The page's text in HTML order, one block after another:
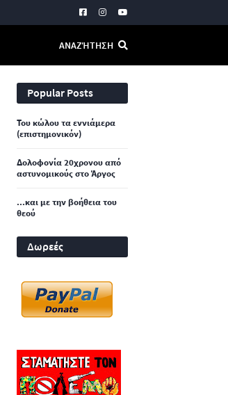
ΑΝΑΖΉΤΗΣΗ
Popular Posts
Του κώλου τα εννιάμερα
(επιστημονικόν)
Δολοφονία 20χρονου από
αστυνομικούς στο Άργος
...και με την βοήθεια του
θεού
Δωρεές